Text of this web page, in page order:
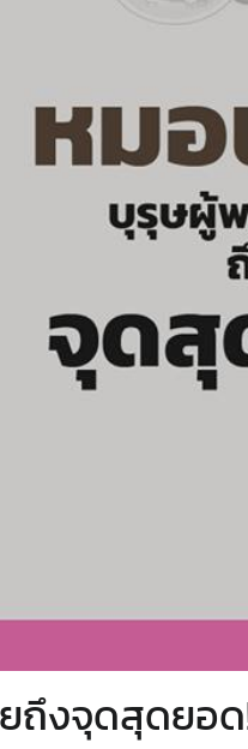
ถึงจุดสุดยอ